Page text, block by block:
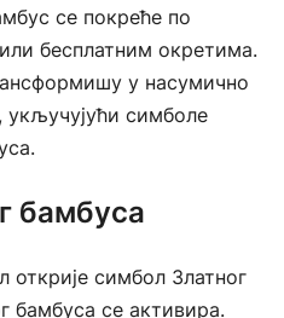
се покреће по
бесплатним окретима.
у насумично
симболе
бамбуса
симбол Златног
бамбуса се активира.